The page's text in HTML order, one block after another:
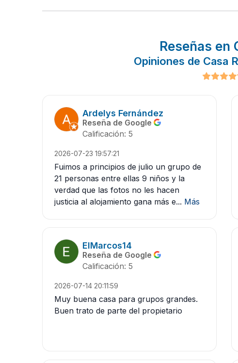
Reseñas en
Opiniones de Casa
Ardelys Fernández
Reseña de Google
Calificación: 5
2026-07-23 19:57:21
Fuimos a principios de julio un grupo de
21 personas entre ellas 9 niños y la
verdad que las fotos no les hacen
justicia al alojamiento gana más e... Más
ElMarcos14
Reseña de Google
Calificación: 5
2026-07-14 20:11:59
Muy buena casa para grupos grandes.
Buen trato de parte del propietario